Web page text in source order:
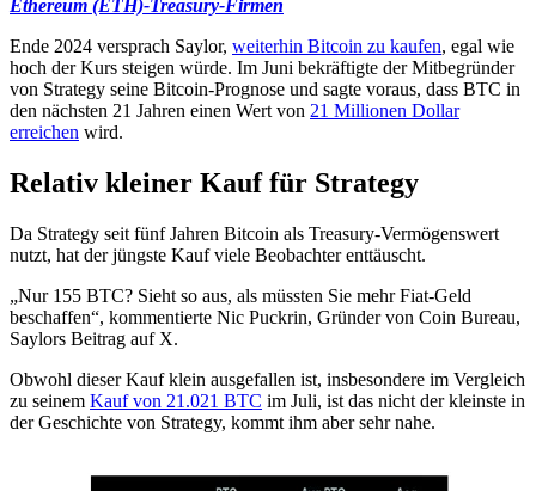
Ethereum (ETH)-Treasury-Firmen
Ende 2024 versprach Saylor, weiterhin Bitcoin zu kaufen, egal wie
hoch der Kurs steigen würde. Im Juni bekräftigte der Mitbegründer
von Strategy seine Bitcoin-Prognose und sagte voraus, dass BTC in
den nächsten 21 Jahren einen Wert von 21 Millionen Dollar
erreichen wird.
Relativ kleiner Kauf für Strategy
Da Strategy seit fünf Jahren Bitcoin als Treasury-Vermögenswert
nutzt, hat der jüngste Kauf viele Beobachter enttäuscht.
„Nur 155 BTC? Sieht so aus, als müssten Sie mehr Fiat-Geld
beschaffen“, kommentierte Nic Puckrin, Gründer von Coin Bureau,
Saylors Beitrag auf X.
Obwohl dieser Kauf klein ausgefallen ist, insbesondere im Vergleich
zu seinem Kauf von 21.021 BTC im Juli, ist das nicht der kleinste in
der Geschichte von Strategy, kommt ihm aber sehr nahe.